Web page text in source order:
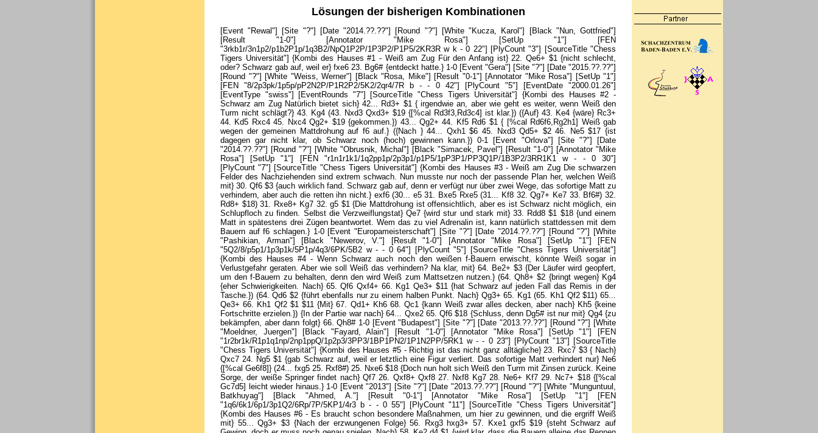
Lösungen der bisherigen Kombinationen
[Event "Rewal"] [Site "?"] [Date "2014.??.??"] [Round "?"] [White "Kucza, Karol"] [Black "Nun, Gottfried"] [Result "1-0"] [Annotator "Mike Rosa"] [SetUp "1"] [FEN "3rkb1r/3n1p2/p1b2P1p/1q3B2/NpQ1P2P/1P3P2/P1P5/2KR3R w k - 0 22"] [PlyCount "3"] [SourceTitle "Chess Tigers Universität"] {Kombi des Hauses #1 - Weiß am Zug Für den Anfang ist} 22. Qe6+ $1 {nicht schlecht, oder? Schwarz gab auf, weil er} fxe6 23. Bg6# {entdeckt hatte.} 1-0 [Event "Gera"] [Site "?"] [Date "2015.??.??"] [Round "?"] [White "Weiss, Werner"] [Black "Rosa, Mike"] [Result "0-1"] [Annotator "Mike Rosa"] [SetUp "1"] [FEN "8/2p3pk/1p5p/pP2N2P/P1R2P2/5K2/2qr4/7R b - - 0 42"] [PlyCount "5"] [EventDate "2000.01.26"] [EventType "swiss"] [EventRounds "7"] [SourceTitle "Chess Tigers Universität"] {Kombi des Hauses #2 - Schwarz am Zug Natürlich bietet sich} 42... Rd3+ $1 { irgendwie an, aber wie geht es weiter, wenn Weiß den Turm nicht schlägt?} 43. Kg4 (43. Nxd3 Qxd3+ $19 {[%cal Rd3f3,Rd3c4] ist klar.}) ({Auf} 43. Ke4 {wäre} Rc3+ 44. Kd5 Rxc4 45. Nxc4 Qg2+ $19 {gekommen.}) 43... Qg2+ 44. Kf5 Rd6 $1 { [%cal Rd6f6,Rg2h1] Weiß gab wegen der gemeinen Mattdrohung auf f6 auf.} ({Nach } 44... Qxh1 $6 45. Nxd3 Qd5+ $2 46. Ne5 $17 {ist dagegen gar nicht klar, ob Schwarz noch (hoch) gewinnen kann.}) 0-1 [Event "Orlova"] [Site "?"] [Date "2014.??.??"] [Round "?"] [White "Obrusnik, Michal"] [Black "Simacek, Pavel"] [Result "1-0"] [Annotator "Mike Rosa"] [SetUp "1"] [FEN "r1n1r1k1/1q2pp1p/2p3p1/p1P5/1pP3P1/PP3Q1P/1B3P2/3RR1K1 w - - 0 30"] [PlyCount "7"] [SourceTitle "Chess Tigers Universität"] {Kombi des Hauses #3 - Weiß am Zug Die schwarzen Felder des Nachziehenden sind extrem schwach. Nun musste nur noch der passende Plan her, welchen Weiß mit} 30. Qf6 $3 {auch wirklich fand. Schwarz gab auf, denn er verfügt nur über zwei Wege, das sofortige Matt zu verhindern, aber auch die retten ihn nicht.} exf6 (30... e5 31. Bxe5 Rxe5 (31... Kf8 32. Qg7+ Ke7 33. Bf6#) 32. Rd8+ $18) 31. Rxe8+ Kg7 32. g5 $1 {Die Mattdrohung ist offensichtlich, aber es ist Schwarz nicht möglich, ein Schlupfloch zu finden. Selbst die Verzweiflungstat} Qe7 {wird stur und stark mit} 33. Rdd8 $1 $18 {und einem Matt in spätestens drei Zügen beantwortet. Wem das zu viel Adrenalin ist, kann natürlich stattdessen mit dem Bauern auf f6 schlagen.} 1-0 [Event "Europameisterschaft"] [Site "?"] [Date "2014.??.??"] [Round "?"] [White "Pashikian, Arman"] [Black "Newerov, V."] [Result "1-0"] [Annotator "Mike Rosa"] [SetUp "1"] [FEN "5Q2/8/p5p1/1p3p1k/5P1p/4q3/6PK/5B2 w - - 0 64"] [PlyCount "5"] [SourceTitle "Chess Tigers Universität"] {Kombi des Hauses #4 - Wenn Schwarz auch noch den weißen f-Bauern erwischt, könnte Weiß sogar in Verlustgefahr geraten. Aber wie soll Weiß das verhindern? Na klar, mit} 64. Be2+ $3 {Der Läufer wird geopfert, um den f-Bauern zu behalten, denn den wird Weiß zum Mattsetzen nutzen.} (64. Qh8+ $2 {bringt wegen} Kg4 {eher Schwierigkeiten. Nach} 65. Qf6 Qxf4+ 66. Kg1 Qe3+ $11 {hat Schwarz auf jeden Fall das Remis in der Tasche.}) (64. Qd6 $2 {führt ebenfalls nur zu einem halben Punkt. Nach} Qg3+ 65. Kg1 (65. Kh1 Qf2 $11) 65... Qe3+ 66. Kh1 Qf2 $1 $11 {Mit} 67. Qd1+ Kh6 68. Qc1 {kann Weiß zwar alles decken, aber nach} Kh5 {keine Fortschritte erzielen.}) {In der Partie war nach} 64... Qxe2 65. Qf6 $18 {Schluss, denn Dg5# ist nur mit} Qg4 {zu bekämpfen, aber dann folgt} 66. Qh8# 1-0 [Event "Budapest"] [Site "?"] [Date "2013.??.??"] [Round "?"] [White "Moeldner, Juergen"] [Black "Fayard, Alain"] [Result "1-0"] [Annotator "Mike Rosa"] [SetUp "1"] [FEN "1r2br1k/R1p1q1np/2np1ppQ/1p2p3/3PP3/1BP1PN2/1P1N2PP/5RK1 w - - 0 23"] [PlyCount "13"] [SourceTitle "Chess Tigers Universität"] {Kombi des Hauses #5 - Richtig ist das nicht ganz alltägliche} 23. Rxc7 $3 { Nach} Qxc7 24. Ng5 $1 {gab Schwarz auf, weil er letztlich eine Figur verliert. Das sofortige Matt verhindert nur} Ne6 {[%cal Ge6f8]} (24... fxg5 25. Rxf8#) 25. Nxe6 $18 {Doch nun holt sich Weiß den Turm mit Zinsen zurück. Keine Sorge, der weiße Springer findet nach} Qf7 26. Qxf8+ Qxf8 27. Nxf8 Kg7 28. Ne6+ Kf7 29. Nc7+ $18 {[%cal Gc7d5] leicht wieder hinaus.} 1-0 [Event "2013"] [Site "?"] [Date "2013.??.??"] [Round "?"] [White "Munguntuul, Batkhuyag"] [Black "Ahmed, A."] [Result "0-1"] [Annotator "Mike Rosa"] [SetUp "1"] [FEN "1q6/6k1/6p1/3p1Q2/6Rp/7P/5KP1/4r3 b - - 0 55"] [PlyCount "11"] [SourceTitle "Chess Tigers Universität"] {Kombi des Hauses #6 - Es braucht schon besondere Maßnahmen, um hier zu gewinnen, und die ergriff Weiß mit} 55... Qg3+ $3 {Nach der erzwungenen Folge} 56. Rxg3 hxg3+ 57. Kxe1 gxf5 $19 {steht Schwarz auf Gewinn, doch er muss noch genau spielen. Nach} 58. Ke2 d4 $1 {wird klar, dass die Bauern alleine das Rennen machen. Nach} 59. Kd3 f4 60. Ke4 d3 $19 {gab Weiß auf.} 0-1 [Event "Padova"] [Site "?"] [Date "2014.??.??"] [Round "?"] [White "Brunello, M."] [Black "Lazic, M."] [Result "1-0"] [Annotator "Mike Rosa"] [SetUp "1"] [FEN "r2br1k1/1pnq1p1p/2p3pB/p7/P1p3N1/6QP/1PP2PP1/R3R1K1 w - - 0 24"] [PlyCount "5"] [SourceTitle "Chess Tigers Universität"] {Kombi des Hauses #7 -} 24. Qxc7 $3 {ist doch ganz hübsch, oder. Schwarz gab auf, weil er mit einem Springer weniger leben müsste.} (24. Qc3 $2 {mit Mattdrohung auf g7 kann Schwarz mit} Rxe1+ 25. Rxe1 Ne6 {bedienen. Nach} 26. Qxc4 $16 {steht Weiß besser, aber mehr auch nicht.}) (24. Red1 $2 {bringt wegen} Nd5 $13 {gar nichts.}) (24. Qf4 $2 {erlaubt mehrere Verteidigungen. Das Beste ist wahrscheinlich} f5 25. Qxc4+ Qf7 $13) 24... Bxc7 (24... Qxc7 25. Rxe8#) 25. Nf6+ Kh8 26. Nxd7 $18 1-0 [Event "Sochi"] [Site "?"] [Date "2015.??.??"] [Round "?"] [White "Motylev, Alexander"] [Black "Najer, Evgeniy"] [Result "0-1"] [Annotator "Mike Rosa"] [SetUp "1"] [FEN "1kr5/1p1Q2p1/p7/7p/1bPp1P2/1q1Pr1PP/1P5R/2KR1B2 b - - 0 27"] [PlyCount "9"] [EventDate "2015.05.01"] [SourceTitle "Chess Tigers Universität"] {Kombi des Hauses #8 - Besser können die schwarzen Kräfte nicht stehen, und so wundert es nicht, dass hier etwas Kräftiges gehen muss. Prompt entkorkte der Nachziehende} 27... Rxc4+ $3 {Nach weiter} 28. dxc4 (28. Kb1 Qxd1+ $19) 28... Rc3+ $1 29. bxc3 Ba3+ {gab Weiß wegen} 30. Kd2 Qxc3+ 31. Ke2 Qe3# {auf.} 0-1 [Event "Montpellier"] [Site "?"] [Date "2015.??.??"] [Round "?"] [White "Duda, Jan-Krzysztof"] [Black "Feller, Sebastien"] [Result "1-0"] [Annotator "Mike Rosa"] [SetUp "1"] [FEN "2b2r1k/4R3/p1p3pP/P2qb1N1/5n1P/8/3p1QN1/1R5K w - - 0 51"] [PlyCount "5"] [EventDate "2015.05.30"] [SourceTitle "Chess Tigers Universität"] {Kombi des Hauses #9 - Dass was gehen MUSS, liegt deutlich in der Luft, aber wo ansetzen?} 51. Rxe5 $3 {Ganz genau da!} (51. Rd1 $5 $18 {lautet die Lösung, wenn Weiß nicht sofort gewinnen kann. Kann er aber!}) (51. Rh7+ $4 {ist nicht nur Verschwendung, es verliert sogar! Denn nach} Kg8 $19 {ist plötzlich der Turm auf f8 gedeckt und damit der Springer nicht mehr gefesselt. Nach beispielsweise} 52. Rd1 Nxg2 $1 53. Qxg2 Qd4 $1 $19 {ergeht es Weiß ganz plötzlich schlecht.}) {In der Partie folgte} 51... Qxe5 52. Qa7 $1 $18 { [%cal Ra7h7] und Schwarz wird ganz einfach matt!} Bb7 {Den Läufer warf der Nachziehende noch frustriert dazwischen, aber nach} 53. Qxb7 {gab er auf.} 1-0 [Event "?"] [Site "?"] [Date "2016.??.??"] [Round "?"] [White "Bachuluun"] [Black "Andriasian, Zaven"] [Result "0-1"] [Annotator "Mike Rosa"] [SetUp "1"] [FEN "8/1Q2ppk1/3P1rp1/2p5/3bq2p/6PP/QR3P1K/8 b - - 0 1"] [PlyCount "9"] [SourceTitle "Chess Tigers Universität"] {Kombi des Hauses #10 - Mangels Masse muss Schwarz unbedingt an den weißen Herrscher heran und tut dies mit} 1... Rxf2+ $3 2. Rxf2 (2. Kg1 Qe1#) 2... hxg3+ 3. Kxg3 (3. Kg1 gxf2+ 4. Kf1 Qe1+ $19) 3... Be5+ 4. Rf4 Bxf4+ $1 (4... Qxf4+ $5 {geht auch, aber das Schach mit dem Läufer ist genauer.}) 5. Kf2 (5. Kh4 Qe1+ $1 6. Kg4 Qg3#) 5... Qxb7 $19 0-1 [Event "Linares"] [Site "?"] [Date "2002.??.??"] [Round "?"] [White "Shirov, Alexei"] [Black "Kasparov, Garry"] [Result "0-1"] [Annotator "Mike Rosa"] [SetUp "1"] [FEN "3k1br1/1b3p1p/r1np4/1N2pP2/PP2q3/2P1N3/R5PP/3QR1K1 b - - 0 21"] [PlyCount "15"] [EventDate "2002.02.22"] [EventType "tourn"] [EventRounds "14"] [EventCategory "20"] [SourceTitle "Chess Tigers Universität"] {Kombi des Hauses #11 - Mit} 21... Nxb4 $1 $19 {wies der 13. Weltmeister nach, dass die weiße Verteidigung nicht solide ist. Nach} 22. cxb4 Bh6 {geht es dem wichtigen Verteidiger von g2 an den Kragen.} 23. Kh1 Bxe3 $19 {Statt der fälligen Aufgabe folgten noch ein paar bedeutungslose Züge:} 24. Qe2 (24. Rxe3 Qxg2+ 25. Rxg2 Bxg2+ 26. Kg1 Bf3+ 27. Kf2 Bxd1 $19) 24... Rc6 25. a5 Qxb4 26. Nxd6 Rxd6 27. Qxe3 Qd4 28. Qc1 Qd5 0-1 [Event "Darmstadt"] [Site "?"] [Date "2014.??.??"] [Round "?"] [White "Schnitzspan, Lothar"] [Black "Graf, Gerd"] [Result "0-1"] [Annotator "Mike Rosa"] [SetUp "1"] [FEN "1r3r1k/Rp3q2/3p3b/1PpBp2p/2P3n1/1Q1P2Pb/1B1NRP2/6K1 b - - 0 28"] [PlyCount "15"] [EventDate "2014.??.??"] [SourceTitle "Chess Tigers Universität"] {Kombi des Hauses #12 - Die Dame ist angegriffen und muss ziehen. Schwarz nahm sie in die Hand und erschreckte den Gegner mit} 28... Qxf2+ $3 29. Rxf2 Rxf2 $19 {Weiß zappelt in einem kunstvollen Mattnetz! So verhindert nur der Springer auf d2 das sofortige Aus auf f1. Dennoch muss man mehrmals hinschauen, denn es sind doch so viele weiße Figuren auf dem Brett. Weiß versuchte} 30. Bf3 {, doch nach} Be3 $1 {wurde es umgehend dunkel.} 31. Bxg4 Rxd2+ 32. Kh1 Bg2+ {Weiß gab wegen} 33. Kh2 Bf3+ 34. Kh3 hxg4+ 35. Kh4 Rh2# {auf.} 0-1 [Event "Chakvi"] [Site "?"] [Date "2015.??.??"] [Round "?"] [White "Kasoshvili, Tsiala"] [Black "Savina, Anastasia"] [Result "0-1"] [Annotator "Mike Rosa"] [SetUp "1"] [FEN "2r3k1/pp2ppb1/3p3p/2qP2p1/4P3/1Q2P1Pb/PP5P/2N1R1KB b - - 0 25"] [PlyCount "21"] [EventDate "2015.05.19"] [SourceTitle "Chess Tigers Universität"] {Kombi der Woche #13 -} 25... Qxc1 $3 {ist ein echter Hammer. Nach} 26. Rxc1 Rxc1+ 27. Kf2 Rxh1 $19 {sind der Turm und das Läuferpaar der Dame um Längen überlegen. Schneller, als man glauben möchte, können die schwarzen Kräfte ein Mattnetz knüpfen. z. B.} 28. Qxb7 Rxh2